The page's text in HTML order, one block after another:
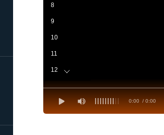
0:00 / 0:00
8
9
10
11
12
13